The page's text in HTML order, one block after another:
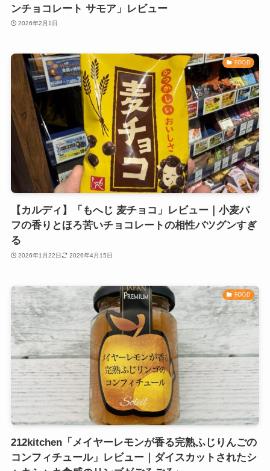
ンチョコレート サモア」レビュー
2026年2月1日
FOOD
【カルディ】「もへじ 麦チョコ」レビュー｜小麦パ
フの香りとほろ苦いチョコレートの相性バツグンすぎ
る
2026年1月22日 2026年4月15日
FOOD
212kitchen「メイヤーレモンが香る完熟ふじりんごの
コンフィチュール」レビュー｜ダイスカットされたシ